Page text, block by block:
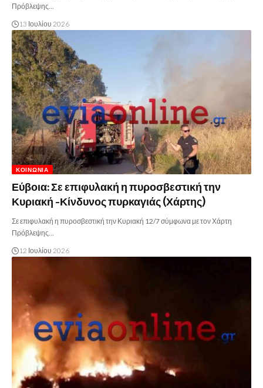
Πρόβλεψης…
13 Ιουλίου 2026
ΚΟΙΝΩΝΊΑ
Εύβοια: Σε επιφυλακή η πυροσβεστική την
Κυριακή -Κίνδυνος πυρκαγιάς (Χάρτης)
Σε επιφυλακή η πυροσβεστική την Κυριακή 12/7 σύμφωνα με τον Χάρτη
Πρόβλεψης…
12 Ιουλίου 2026